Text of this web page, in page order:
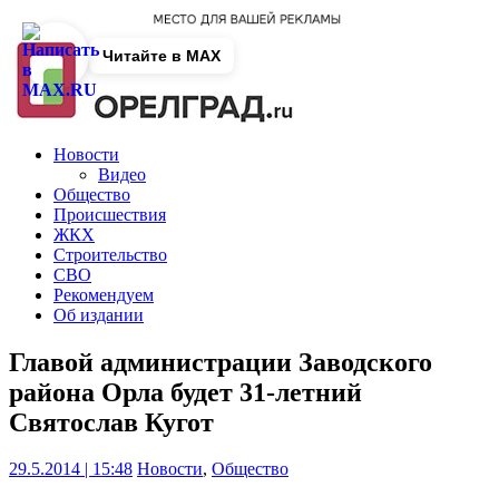
Новости
Видео
Общество
Происшествия
ЖКХ
Строительство
СВО
Рекомендуем
Об издании
Главой администрации Заводского
района Орла будет 31-летний
Святослав Кугот
29.5.2014 | 15:48 Новости, Общество
Читайте в MAX